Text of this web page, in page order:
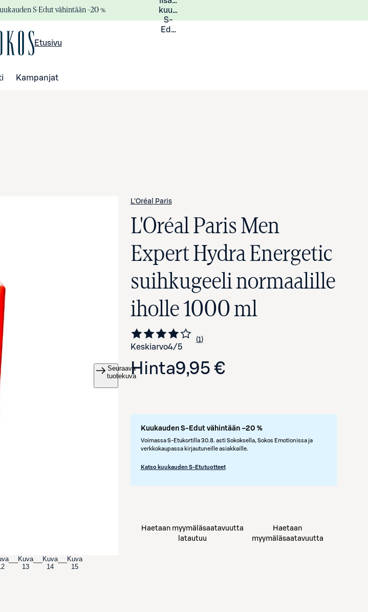
S-Edut vähintään –20 %
kuukauden
S-
Eduista
Etusivu
Kampanjat
Seuraava
tuotekuva
Kuva
13
Kuva
14
Kuva
15
L'Oréal Paris
L'Oréal Paris Men
Expert Hydra Energetic
suihkugeeli normaalille
iholle 1000 ml
Keskiarvo4/5 Siirry arvioihin
1
kappale
Hinta9,95 €
Kuukauden S-Edut vähintään –20 %
Voimassa S-Etukortilla 30.8. asti Sokoksella, Sokos Emotionissa ja
verkkokaupassa kirjautuneille asiakkaille.
Katso kuukauden S-Etutuotteet
Haetaan myymäläsaatavuutta
latautuu
Haetaan
myymäläsaatavuutta